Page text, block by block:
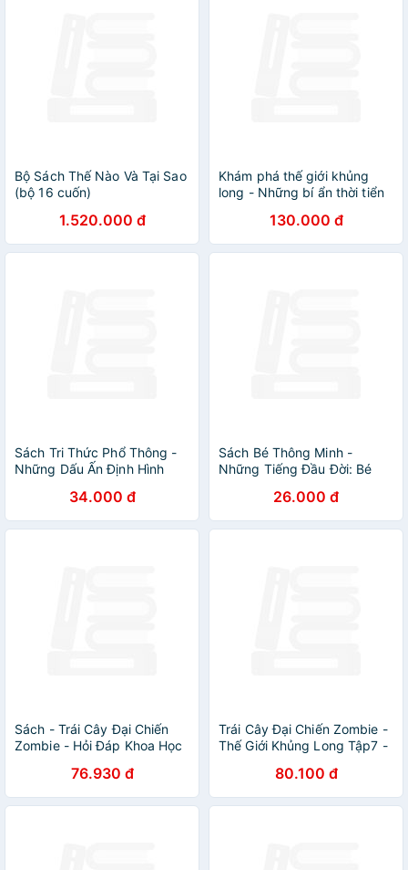
Bộ Sách Thế Nào Và Tại Sao
(bộ 16 cuốn)
1.520.000 đ
Khám phá thế giới khủng
long - Những bí ẩn thời tiển
130.000 đ
Sách Tri Thức Phổ Thông -
Những Dấu Ấn Định Hình
34.000 đ
Sách Bé Thông Minh -
Những Tiếng Đầu Đời: Bé
26.000 đ
Sách - Trái Cây Đại Chiến
Zombie - Hỏi Đáp Khoa Học
76.930 đ
Trái Cây Đại Chiến Zombie -
Thế Giới Khủng Long Tập7 -
80.100 đ